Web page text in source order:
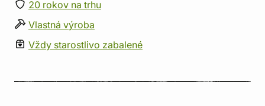
20 rokov na trhu
Vlastná výroba
Vždy starostlivo zabalené